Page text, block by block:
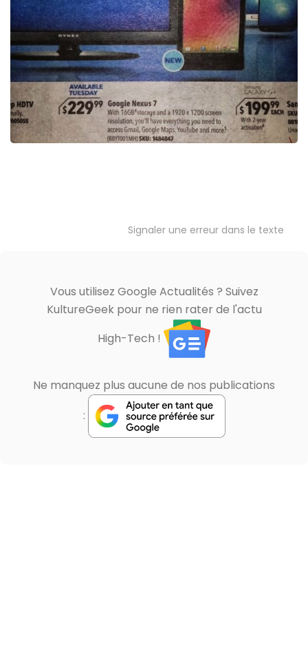
Signaler une erreur dans le texte
Vous utilisez Google Actualités ? Suivez
KultureGeek pour ne rien rater de l'actu
High-Tech !
Ne manquez plus aucune de nos publications
: